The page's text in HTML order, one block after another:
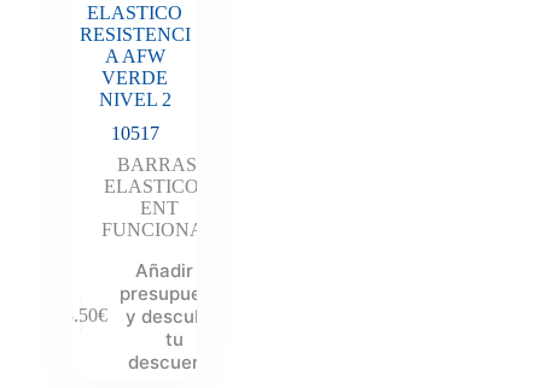
ELASTICO
RESISTENCI
A AFW
VERDE
NIVEL 2
10517
BARRAS
ELASTICOS
ENT
FUNCIONAL
13.50€
Añadir al
presupuesto
y descubre
tu
descuento